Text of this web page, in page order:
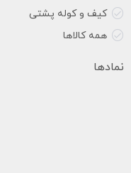
کیف و کوله پشتی
همه کالاها
نمادها